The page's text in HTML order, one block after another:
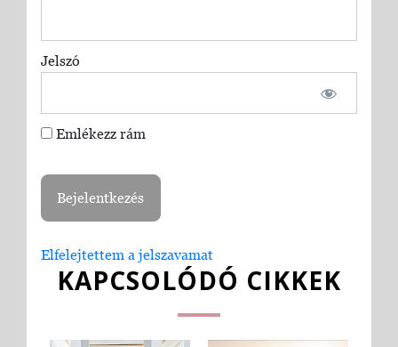
Jelszó
Emlékezz rám
Elfelejtettem a jelszavamat
KAPCSOLÓDÓ CIKKEK